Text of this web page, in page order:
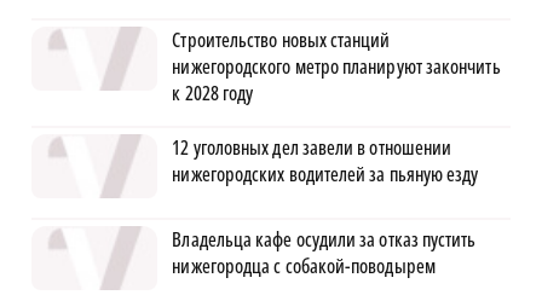
Строительство новых станций
нижегородского метро планируют закончить
к 2028 году
12 уголовных дел завели в отношении
нижегородских водителей за пьяную езду
Владельца кафе осудили за отказ пустить
нижегородца с собакой-поводырем